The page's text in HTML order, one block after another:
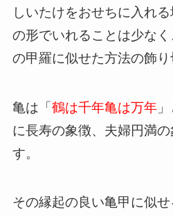
しいたけをおせちに入れ
の形でいれることは少なく
の甲羅に似せた方法の飾り
亀は「鶴は千年亀は万年」
に長寿の象徴、夫婦円満
す。
その縁起の良い亀甲に似